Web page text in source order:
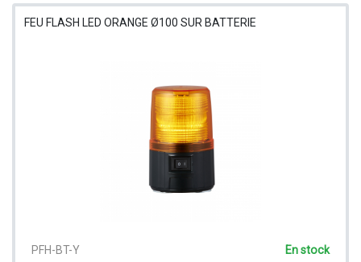
FEU FLASH LED ORANGE Ø100 SUR BATTERIE
PFH-BT-Y En stock